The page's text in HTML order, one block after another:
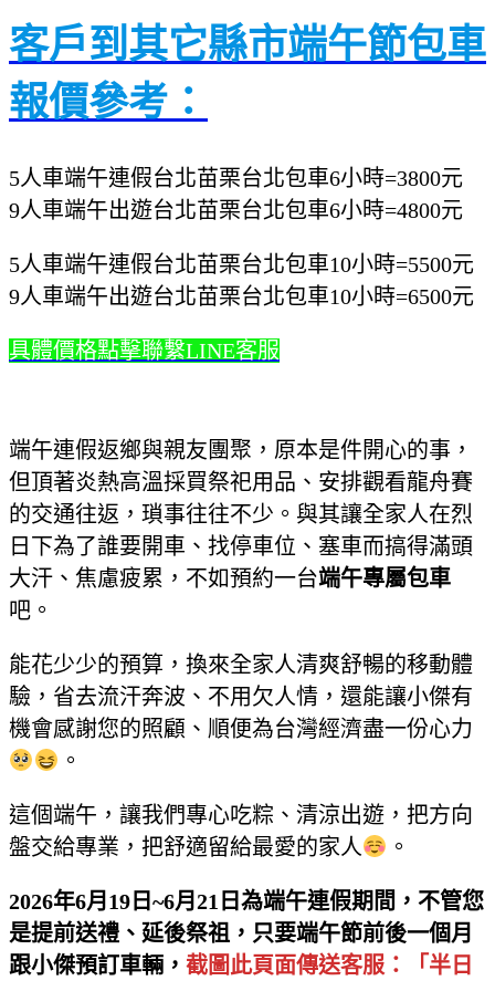
客戶到其它縣市端午節包車
報價參考：
5人車端午連假台北苗栗台北包車6小時=3800元
9人車端午出遊台北苗栗台北包車6小時=4800元
5人車端午連假台北苗栗台北包車10小時=5500元
9人車端午出遊台北苗栗台北包車10小時=6500元
具體價格點擊聯繫LINE客服
端午連假返鄉與親友團聚，原本是件開心的事，
但頂著炎熱高溫採買祭祀用品、安排觀看龍舟賽
的交通往返，瑣事往往不少。與其讓全家人在烈
日下為了誰要開車、找停車位、塞車而搞得滿頭
大汗、焦慮疲累，不如預約一台端午專屬包車
吧。
能花少少的預算，換來全家人清爽舒暢的移動體
驗，省去流汗奔波、不用欠人情，還能讓小傑有
機會感謝您的照顧、順便為台灣經濟盡一份心力
。
這個端午，讓我們專心吃粽、清涼出遊，把方向
盤交給專業，把舒適留給最愛的家人
。
2026年6月19日~6月21日為端午連假期間，不管您
是提前送禮、延後祭祖，只要端午節前後一個月
跟小傑預訂車輛， 截圖此頁面傳送客服 ：「半日